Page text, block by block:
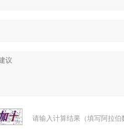
请输入计算结果（填写阿拉